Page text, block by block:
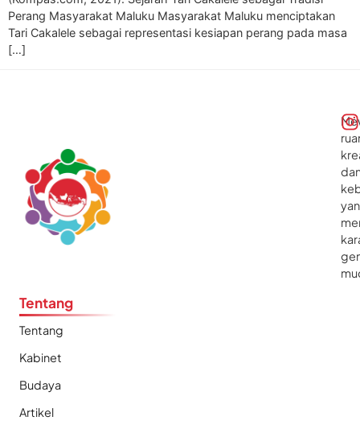
Perang Masyarakat Maluku Masyarakat Maluku menciptakan
Tari Cakalele sebagai representasi kesiapan perang pada masa
[…]
Tentang
Tentang
Kabinet
Budaya
Artikel